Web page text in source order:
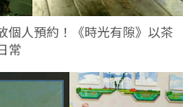
個人預約！《時光有隙》以茶
常